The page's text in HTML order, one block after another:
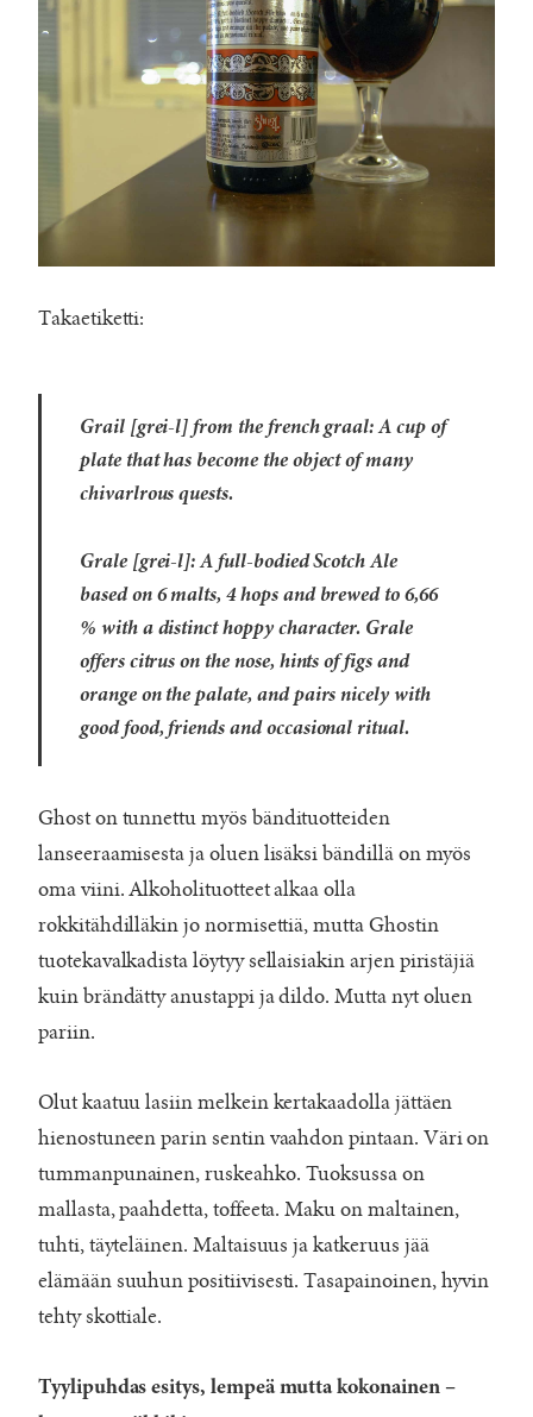
Takaetiketti:
Grail [grei-l] from the french graal: A cup of
plate that has become the object of many
chivarlrous quests.
Grale [grei-l]: A full-bodied Scotch Ale
based on 6 malts, 4 hops and brewed to 6,66
% with a distinct hoppy character. Grale
offers citrus on the nose, hints of figs and
orange on the palate, and pairs nicely with
good food, friends and occasional ritual.
Ghost on tunnettu myös bändituotteiden
lanseeraamisesta ja oluen lisäksi bändillä on myös
oma viini. Alkoholituotteet alkaa olla
rokkitähdilläkin jo normisettiä, mutta Ghostin
tuotekavalkadista löytyy sellaisiakin arjen piristäjiä
kuin brändätty anustappi ja dildo. Mutta nyt oluen
pariin.
Olut kaatuu lasiin melkein kertakaadolla jättäen
hienostuneen parin sentin vaahdon pintaan. Väri on
tummanpunainen, ruskeahko. Tuoksussa on
mallasta, paahdetta, toffeeta. Maku on maltainen,
tuhti, täyteläinen. Maltaisuus ja katkeruus jää
elämään suuhun positiivisesti. Tasapainoinen, hyvin
tehty skottiale.
Tyylipuhdas esitys, lempeä mutta kokonainen –